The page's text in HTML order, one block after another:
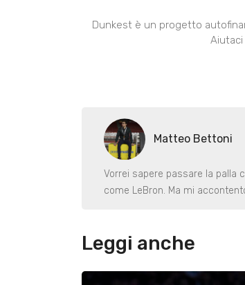
Dunkest è un progetto
Matteo Bettoni
Vorrei sapere passare la palla
come LeBron. Ma mi
Leggi anche